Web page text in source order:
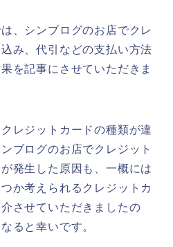
、シンブログのお店でクレ
み、代引などの支払い方法
を記事にさせていただきま
レジットカードの種類が違
ブログのお店でクレジット
発生した原因も、一概には
か考えられるクレジットカ
させていただきましたの
ると幸いです。